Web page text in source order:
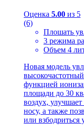
Оценка 5.00 из 5
(6)
Плошать
3 режима
Объем 4
Новая модель
функцией
площади до 30
воздух,
носу, а также
или взбодриться